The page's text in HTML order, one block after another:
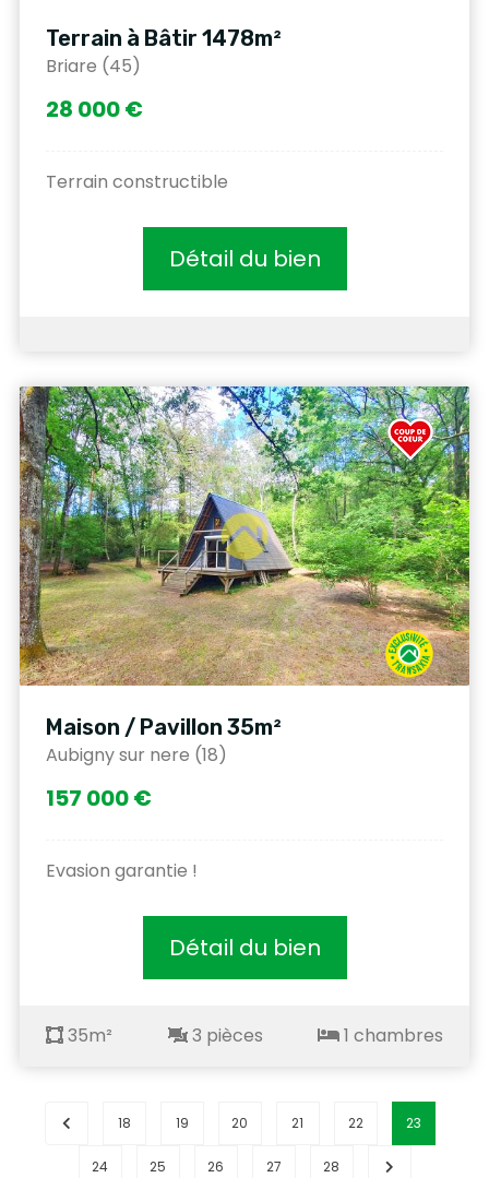
Terrain à Bâtir 1478m²
Briare (45)
28 000 €
Terrain constructible
Détail du bien
Maison / Pavillon 35m²
Aubigny sur nere (18)
157 000 €
Evasion garantie !
Détail du bien
35m² 3 pièces 1 chambres
18 19 20 21 22 23
24 25 26 27 28